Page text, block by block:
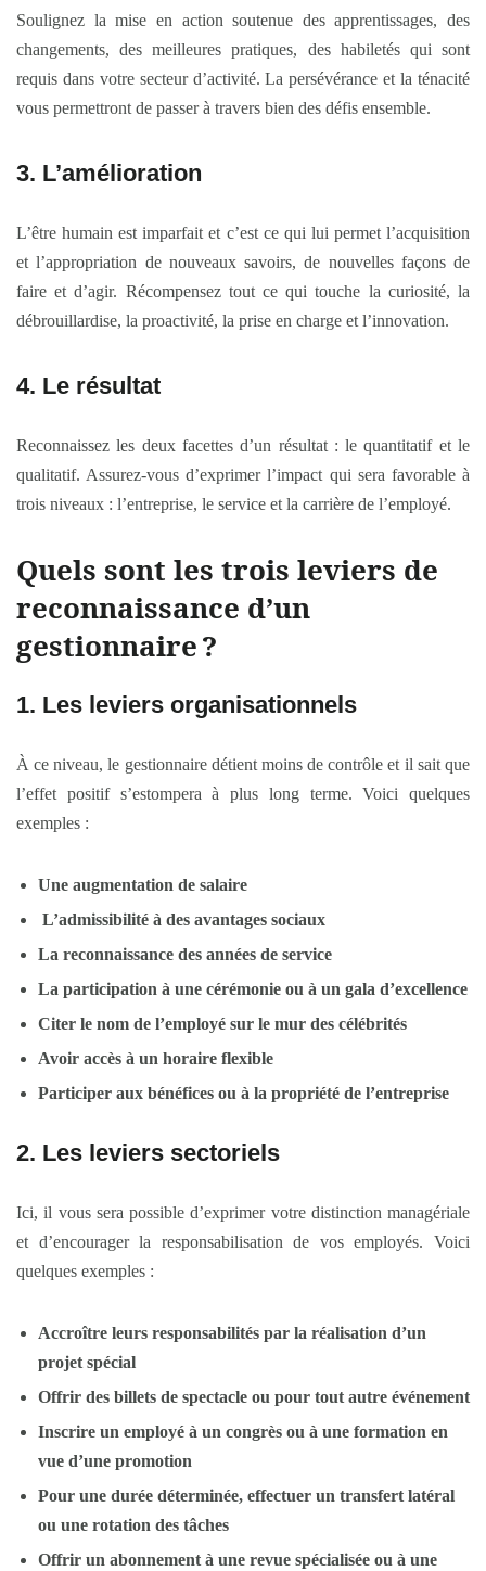
Soulignez la mise en action soutenue des apprentissages, des
changements, des meilleures pratiques, des habiletés qui sont
requis dans votre secteur d’activité. La persévérance et la ténacité
vous permettront de passer à travers bien des défis ensemble.
3. L’amélioration
L’être humain est imparfait et c’est ce qui lui permet l’acquisition
et l’appropriation de nouveaux savoirs, de nouvelles façons de
faire et d’agir. Récompensez tout ce qui touche la curiosité, la
débrouillardise, la proactivité, la prise en charge et l’innovation.
4. Le résultat
Reconnaissez les deux facettes d’un résultat : le quantitatif et le
qualitatif. Assurez-vous d’exprimer l’impact qui sera favorable à
trois niveaux : l’entreprise, le service et la carrière de l’employé.
Quels sont les trois leviers de
reconnaissance d’un
gestionnaire?
1. Les leviers organisationnels
À ce niveau, le gestionnaire détient moins de contrôle et il sait que
l’effet positif s’estompera à plus long terme. Voici quelques
exemples :
Une augmentation de salaire
L’admissibilité à des avantages sociaux
La reconnaissance des années de service
La participation à une cérémonie ou à un gala d’excellence
Citer le nom de l’employé sur le mur des célébrités
Avoir accès à un horaire flexible
Participer aux bénéfices ou à la propriété de l’entreprise
2. Les leviers sectoriels
Ici, il vous sera possible d’exprimer votre distinction managériale
et d’encourager la responsabilisation de vos employés. Voici
quelques exemples :
Accroître leurs responsabilités par la réalisation d’un
projet spécial
Offrir des billets de spectacle ou pour tout autre événement
Inscrire un employé à un congrès ou à une formation en
vue d’une promotion
Pour une durée déterminée, effectuer un transfert latéral
ou une rotation des tâches
Offrir un abonnement à une revue spécialisée ou à une